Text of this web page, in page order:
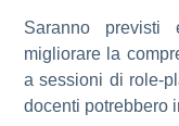
Saranno
migliorare la
a sessioni di role-
docenti potrebbero